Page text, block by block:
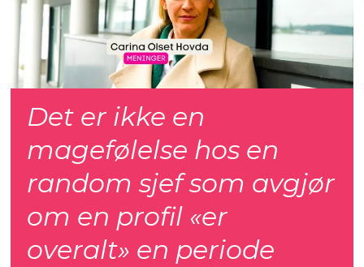
Det er ikke en
magefølelse hos en
random sjef som avgjør
om en profil «er
overalt» en periode